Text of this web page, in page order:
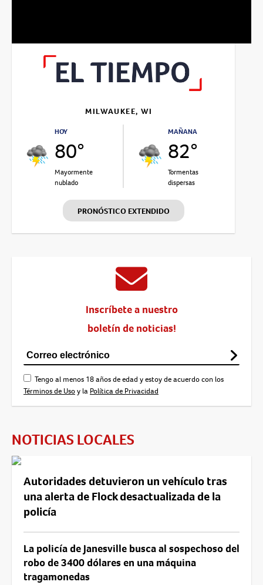
MILWAUKEE, WI
HOY
80°
Mayormente
nublado
MAÑANA
82°
Tormentas
dispersas
PRONÓSTICO EXTENDIDO
Inscríbete a nuestro
boletín de noticias!
Tengo al menos 18 años de edad y estoy de acuerdo con los
Términos de Usoy la Política de Privacidad
NOTICIAS LOCALES
Autoridades detuvieron un vehículo tras
una alerta de Flock desactualizada de la
policía
La policía de Janesville busca al sospechoso del
robo de 3400 dólares en una máquina
tragamonedas